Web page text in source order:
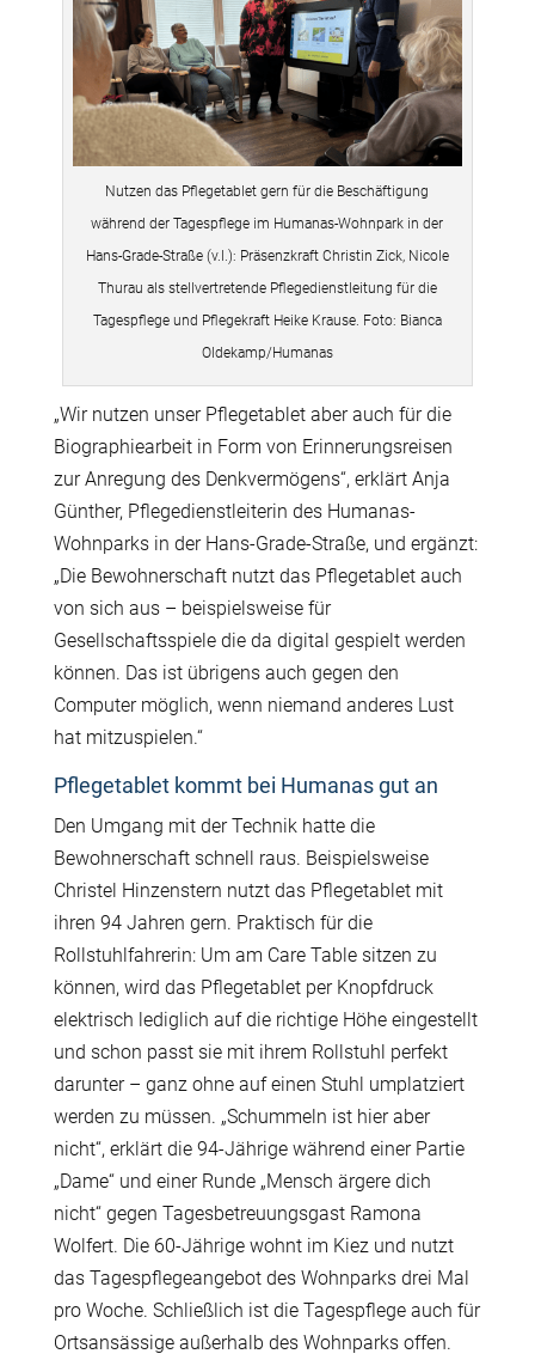
Nutzen das Pflegetablet gern für die Beschäftigung
während der Tagespflege im Humanas-Wohnpark in der
Hans-Grade-Straße (v.l.): Präsenzkraft Christin Zick, Nicole
Thurau als stellvertretende Pflegedienstleitung für die
Tagespflege und Pflegekraft Heike Krause. Foto: Bianca
Oldekamp/Humanas
„Wir nutzen unser Pflegetablet aber auch für die
Biographiearbeit in Form von Erinnerungsreisen
zur Anregung des Denkvermögens“, erklärt Anja
Günther, Pflegedienstleiterin des Humanas-
Wohnparks in der Hans-Grade-Straße, und ergänzt:
„Die Bewohnerschaft nutzt das Pflegetablet auch
von sich aus – beispielsweise für
Gesellschaftsspiele die da digital gespielt werden
können. Das ist übrigens auch gegen den
Computer möglich, wenn niemand anderes Lust
hat mitzuspielen.“
Pflegetablet kommt bei Humanas gut an
Den Umgang mit der Technik hatte die
Bewohnerschaft schnell raus. Beispielsweise
Christel Hinzenstern nutzt das Pflegetablet mit
ihren 94 Jahren gern. Praktisch für die
Rollstuhlfahrerin: Um am Care Table sitzen zu
können, wird das Pflegetablet per Knopfdruck
elektrisch lediglich auf die richtige Höhe eingestellt
und schon passt sie mit ihrem Rollstuhl perfekt
darunter – ganz ohne auf einen Stuhl umplatziert
werden zu müssen. „Schummeln ist hier aber
nicht“, erklärt die 94-Jährige während einer Partie
„Dame“ und einer Runde „Mensch ärgere dich
nicht“ gegen Tagesbetreuungsgast Ramona
Wolfert. Die 60-Jährige wohnt im Kiez und nutzt
das Tagespflegeangebot des Wohnparks drei Mal
pro Woche. Schließlich ist die Tagespflege auch für
Ortsansässige außerhalb des Wohnparks offen.